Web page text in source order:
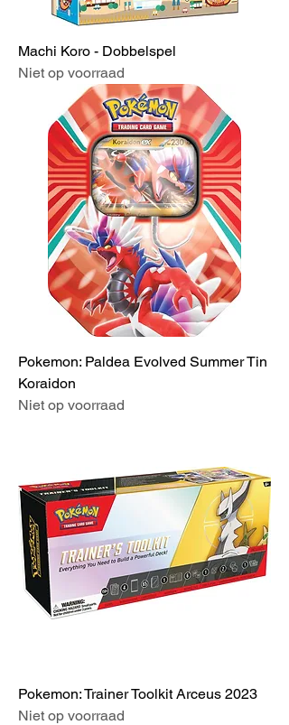
Machi Koro - Dobbelspel
Niet op voorraad
Pokemon: Paldea Evolved Summer Tin
Koraidon
Niet op voorraad
Pokemon: Trainer Toolkit Arceus 2023
Niet op voorraad